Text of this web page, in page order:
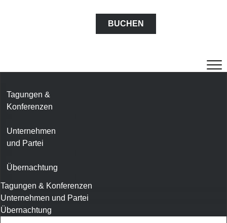
BUCHEN
Tagungen &
Konferenzen
Unternehmen
und Partei
Übernachtung
Tagungen & Konferenzen
Unternehmen und Partei
Übernachtung